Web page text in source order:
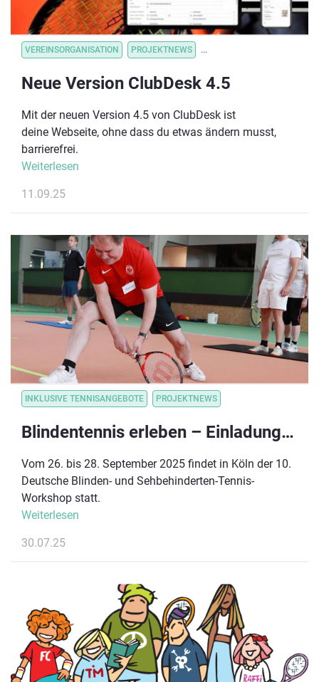
VEREINSORGANISATION PROJEKTNEWS VEREINSORGANISATION
Neue Version ClubDesk 4.5
Mit der neuen Version 4.5 von ClubDesk ist
deine Webseite, ohne dass du etwas ändern musst,
barrierefrei.
Weiterlesen
11.09.25
INKLUSIVE TENNISANGEBOTE PROJEKTNEWS
Blindentennis erleben – Einladung zum 10. Deutschen Workshop in Köln
Vom 26. bis 28. September 2025 findet in Köln der 10.
Deutsche Blinden- und Sehbehinderten-Tennis-
Workshop statt.
Weiterlesen
30.07.25